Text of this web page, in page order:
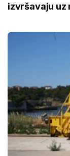
izvršavaju uz